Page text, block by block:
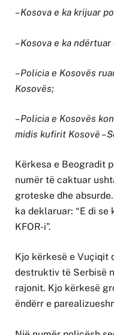
– Kosova e ka krijuar
– Kosova e ka
– Policia e Kosovës
Kosovës;
– Policia e Kosovës
midis kufirit Kosovë –
Kërkesa e Beogradit
numër të caktuar
groteske dhe
ka deklaruar: “E di
KFOR-i”.
Kjo kërkesë e Vuçiqit
destruktiv të Serbisë
rajonit. Kjo kërkesë
ëndërr e